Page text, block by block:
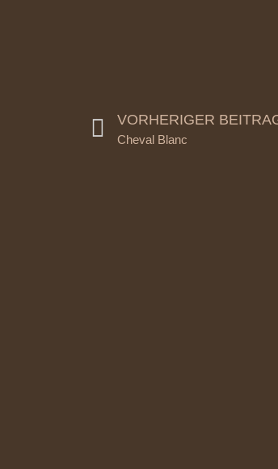
VORHERIGER
Cheval Blanc